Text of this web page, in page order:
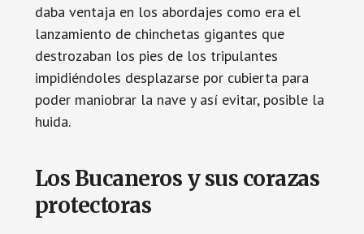
daba ventaja en los abordajes como era el
lanzamiento de chinchetas gigantes que
destrozaban los pies de los tripulantes
impidiéndoles desplazarse por cubierta para
poder maniobrar la nave y así evitar, posible la
huida.
Los Bucaneros y sus corazas
protectoras